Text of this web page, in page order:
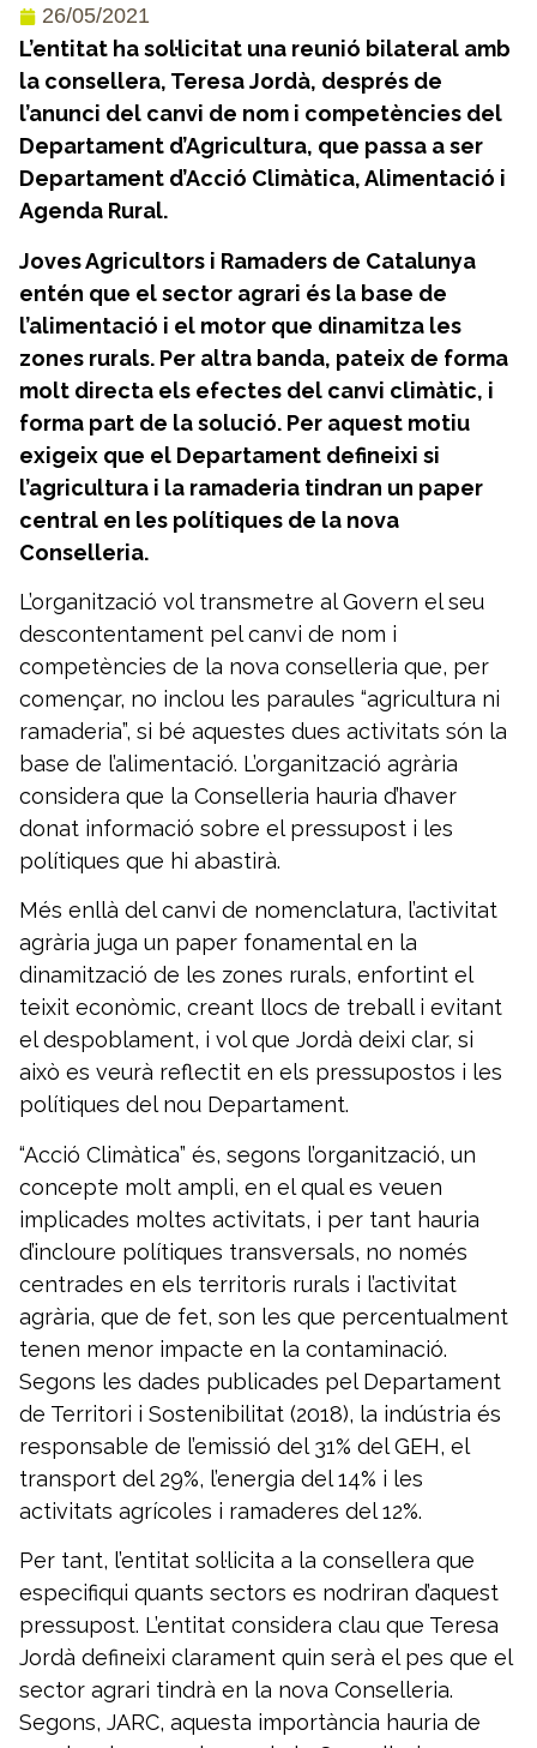
26/05/2021
L’entitat ha sol·licitat una reunió bilateral amb
la consellera, Teresa Jordà, després de
l’anunci del canvi de nom i competències del
Departament d’Agricultura, que passa a ser
Departament d’Acció Climàtica, Alimentació i
Agenda Rural.
Joves Agricultors i Ramaders de Catalunya
entén que el sector agrari és la base de
l’alimentació i el motor que dinamitza les
zones rurals. Per altra banda, pateix de forma
molt directa els efectes del canvi climàtic, i
forma part de la solució. Per aquest motiu
exigeix que el Departament defineixi si
l’agricultura i la ramaderia tindran un paper
central en les polítiques de la nova
Conselleria.
L’organització vol transmetre al Govern el seu
descontentament pel canvi de nom i
competències de la nova conselleria que, per
començar, no inclou les paraules “agricultura ni
ramaderia”, si bé aquestes dues activitats són la
base de l’alimentació. L’organització agrària
considera que la Conselleria hauria d’haver
donat informació sobre el pressupost i les
polítiques que hi abastirà.
Més enllà del canvi de nomenclatura, l’activitat
agrària juga un paper fonamental en la
dinamització de les zones rurals, enfortint el
teixit econòmic, creant llocs de treball i evitant
el despoblament, i vol que Jordà deixi clar, si
això es veurà reflectit en els pressupostos i les
polítiques del nou Departament.
“Acció Climàtica” és, segons l’organització, un
concepte molt ampli, en el qual es veuen
implicades moltes activitats, i per tant hauria
d’incloure polítiques transversals, no només
centrades en els territoris rurals i l’activitat
agrària, que de fet, son les que percentualment
tenen menor impacte en la contaminació.
Segons les dades publicades pel Departament
de Territori i Sostenibilitat (2018), la indústria és
responsable de l’emissió del 31% del GEH, el
transport del 29%, l’energia del 14% i les
activitats agrícoles i ramaderes del 12%.
Per tant, l’entitat sol·licita a la consellera que
especifiqui quants sectors es nodriran d’aquest
pressupost. L’entitat considera clau que Teresa
Jordà defineixi clarament quin serà el pes que el
sector agrari tindrà en la nova Conselleria.
Segons, JARC, aquesta importància hauria de